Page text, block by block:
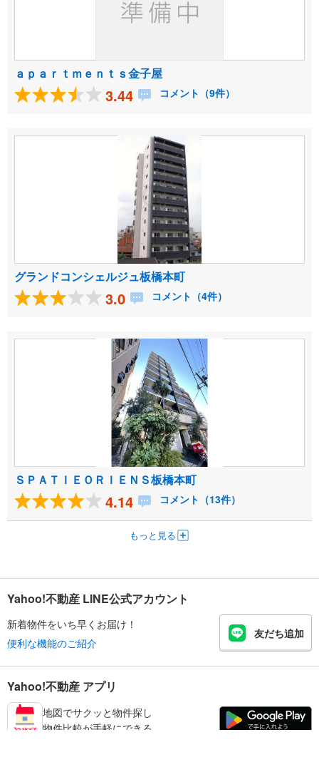
ａｐａｒｔｍｅｎｔｓ金子屋
3.44 コメント（9件）
グランドコンシェルジュ板橋本町
3.0 コメント（4件）
ＳＰＡＴＩＥＯＲＩＥＮＳ板橋本町
4.14 コメント（13件）
もっと見る
Yahoo!不動産 LINE公式アカウント
新着物件をいち早くお届け！
便利な機能のご紹介
友だち追加
Yahoo!不動産 アプリ
地図でサクッと物件探し
物件比較が手軽にできる